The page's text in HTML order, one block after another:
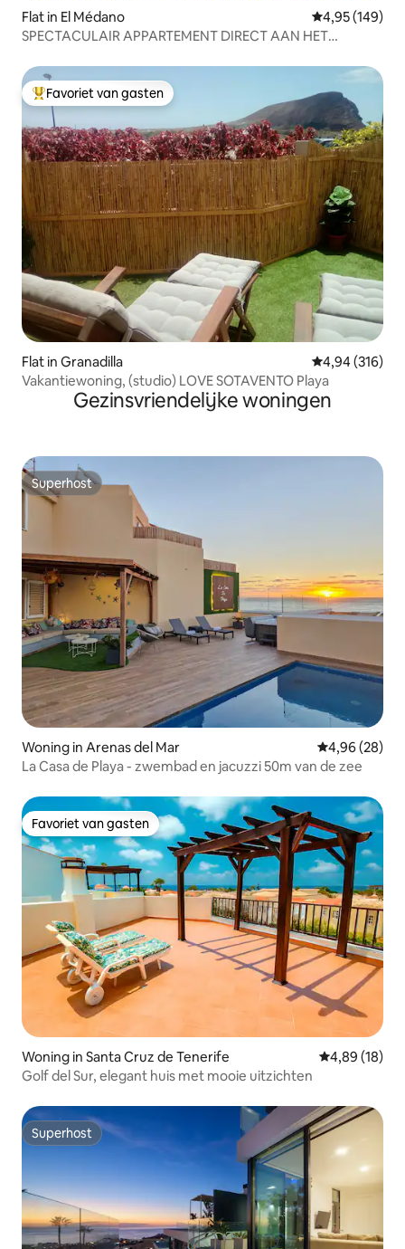
Flat in El Médano Gemiddelde
4,95 (149)
SPECTACULAIR APPARTEMENT DIRECT AAN HET
Topfavoriet van gasten
Favoriet van gasten
Flat in Granadilla Gemiddelde
4,94 (316)
Vakantiewoning, (studio) LOVE SOTAVENTO Playa
Gezinsvriendelijke woningen
Superhost
Superhost
Woning in Arenas del Mar Gemiddelde
4,96 (28)
La Casa de Playa - zwembad en jacuzzi 50m van de zee
Favoriet van gasten
Favoriet van gasten
Woning in Santa Cruz de Tenerife Gemiddelde
4,89 (18)
Golf del Sur, elegant huis met mooie uitzichten
Superhost
Superhost